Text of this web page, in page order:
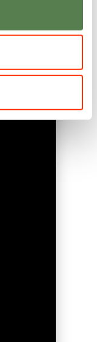
fundamentet